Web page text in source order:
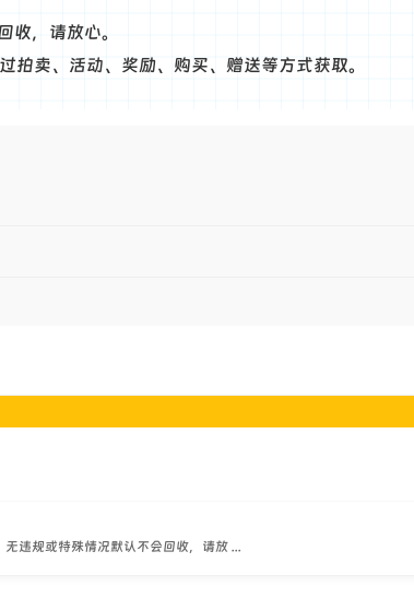
收，请放心。
拍卖、活动、奖励、购买、赠送等方式获取。
违规或特殊情况默认不会回收，请放 ...